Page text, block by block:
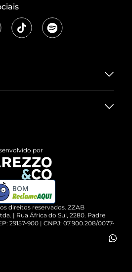
direitos reservados. ZZAB
| Rua África do Sul, 2280. Padre
29157-900 | CNPJ: 07.900.208/0077-
por
BOM